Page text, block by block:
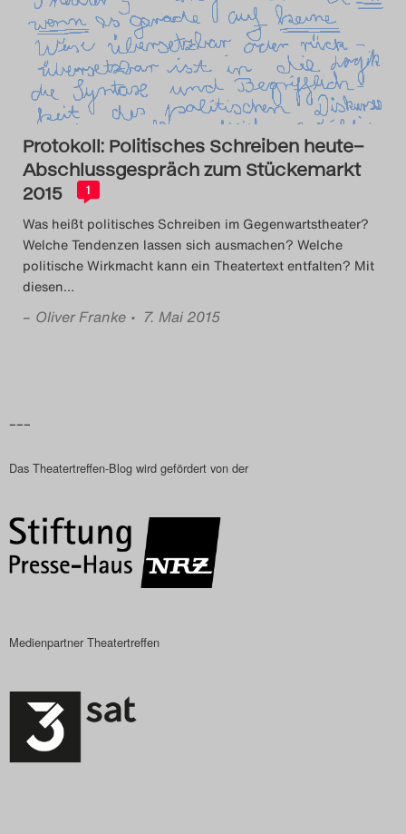
Das Theatertreffen-Blog
2014
Das Theatertreffen-Blog
2015
Das Theatertreffen-Blog
2016
Das Theatertreffen-Blog
2017
2018 Alumni
Das Theatertreffen-Blog
2019
Das Theatertreffen-Blog
Das Theatertreffen-Blog
Protokoll: Politisches Schreiben heute–
Abschlussgespräch zum Stückemarkt
2015
1
Was heißt politisches Schreiben im Gegenwartstheater?
Welche Tendenzen lassen sich ausmachen? Welche
politische Wirkmacht kann ein Theatertext entfalten? Mit
diesen…
– Oliver Franke • 7. Mai 2015
–––
Das Theatertreffen-Blog wird gefördert von der
Medienpartner Theatertreffen